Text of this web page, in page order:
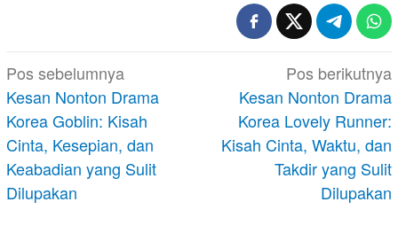
Navigasi
pos
Pos sebelumnya
Kesan Nonton Drama
Korea Goblin: Kisah
Cinta, Kesepian, dan
Keabadian yang Sulit
Dilupakan
Pos berikutnya
Kesan Nonton Drama
Korea Lovely Runner:
Kisah Cinta, Waktu, dan
Takdir yang Sulit
Dilupakan